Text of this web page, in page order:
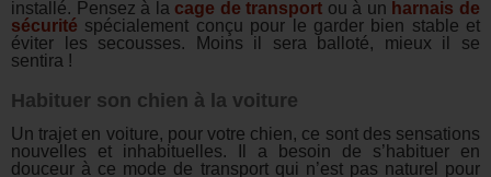
installé. Pensez à la cage de transport ou à un harnais de
sécurité spécialement conçu pour le garder bien stable et
éviter les secousses. Moins il sera balloté, mieux il se
sentira !
Habituer son chien à la voiture
Un trajet en voiture, pour votre chien, ce sont des sensations
nouvelles et inhabituelles. Il a besoin de s’habituer en
douceur à ce mode de transport qui n’est pas naturel pour